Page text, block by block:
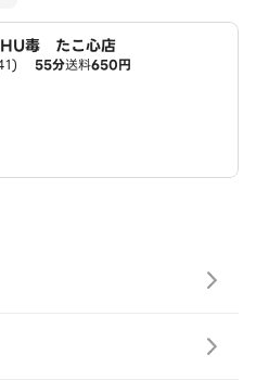
毒 たこ心店
55分送料650円